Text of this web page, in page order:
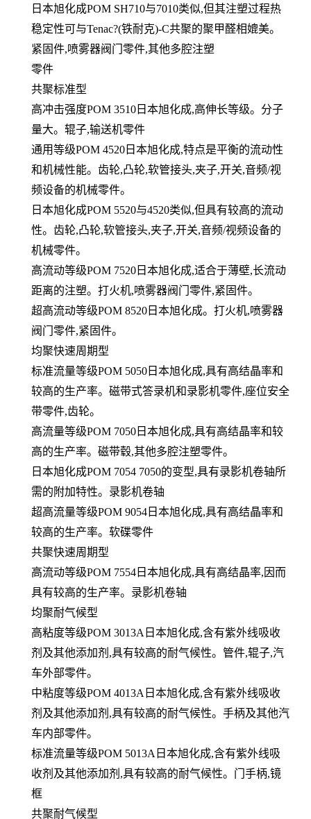
日本旭化成POM SH710与7010类似,但其注塑过程热
稳定性可与Tenac?(铁耐克)-C共聚的聚甲醛相媲美。
紧固件,喷雾器阀门零件,其他多腔注塑
零件
共聚标准型
高冲击强度POM 3510日本旭化成,高伸长等级。分子
量大。辊子,输送机零件
通用等级POM 4520日本旭化成,特点是平衡的流动性
和机械性能。齿轮,凸轮,软管接头,夹子,开关,音频/视
频设备的机械零件。
日本旭化成POM 5520与4520类似,但具有较高的流动
性。齿轮,凸轮,软管接头,夹子,开关,音频/视频设备的
机械零件。
高流动等级POM 7520日本旭化成,适合于薄壁,长流动
距离的注塑。打火机,喷雾器阀门零件,紧固件。
超高流动等级POM 8520日本旭化成。打火机,喷雾器
阀门零件,紧固件。
均聚快速周期型
标准流量等级POM 5050日本旭化成,具有高结晶率和
较高的生产率。磁带式答录机和录影机零件,座位安全
带零件,齿轮。
高流量等级POM 7050日本旭化成,具有高结晶率和较
高的生产率。磁带毂,其他多腔注塑零件。
日本旭化成POM 7054 7050的变型,具有录影机卷轴所
需的附加特性。录影机卷轴
超高流量等级POM 9054日本旭化成,具有高结晶率和
较高的生产率。软碟零件
共聚快速周期型
高流动等级POM 7554日本旭化成,具有高结晶率,因而
具有较高的生产率。录影机卷轴
均聚耐气候型
高粘度等级POM 3013A日本旭化成,含有紫外线吸收
剂及其他添加剂,具有较高的耐气候性。管件,辊子,汽
车外部零件。
中粘度等级POM 4013A日本旭化成,含有紫外线吸收
剂及其他添加剂,具有较高的耐气候性。手柄及其他汽
车内部零件。
标准流量等级POM 5013A日本旭化成,含有紫外线吸
收剂及其他添加剂,具有较高的耐气候性。门手柄,镜
框
共聚耐气候型